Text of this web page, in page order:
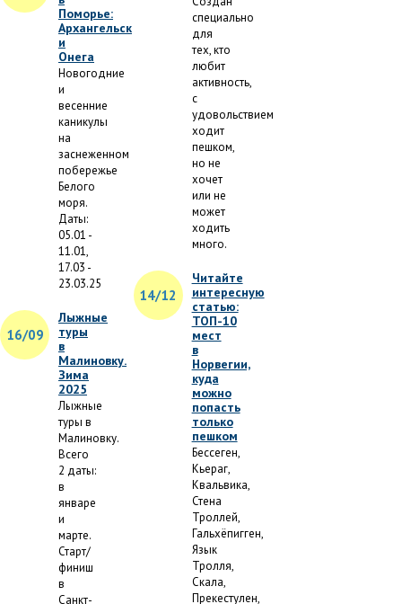
Поморье:
Архангельск
и
Онега
Новогодние
и
весенние
каникулы
на
заснеженном
побережье
Белого
моря.
Даты:
05.01 -
11.01,
17.03 -
23.03.25
16/09
Лыжные
туры
в
Малиновку.
Зима
2025
Лыжные
туры в
Малиновку.
Всего
2 даты:
в
январе
и
марте.
Старт/
финиш
в
Санкт-
специально
для
тех, кто
любит
активность,
с
удовольствием
ходит
пешком,
но не
хочет
или не
может
ходить
много.
14/12
Читайте
интересную
статью:
ТОП-10
мест
в
Норвегии,
куда
можно
попасть
только
пешком
Бессеген,
Кьераг,
Квальвика,
Стена
Троллей,
Гальхёпигген,
Язык
Тролля,
Скала,
Прекестулен,